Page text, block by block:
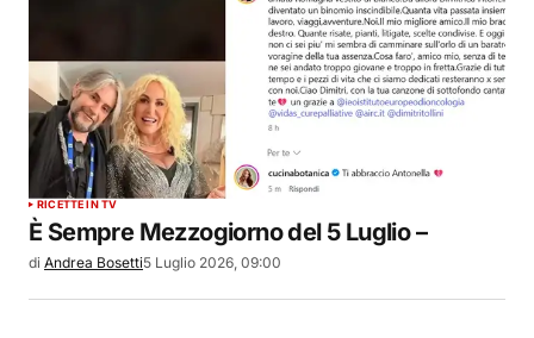
RICETTE IN TV
È Sempre Mezzogiorno del 5 Luglio –
di Andrea Bosetti5 Luglio 2026, 09:00